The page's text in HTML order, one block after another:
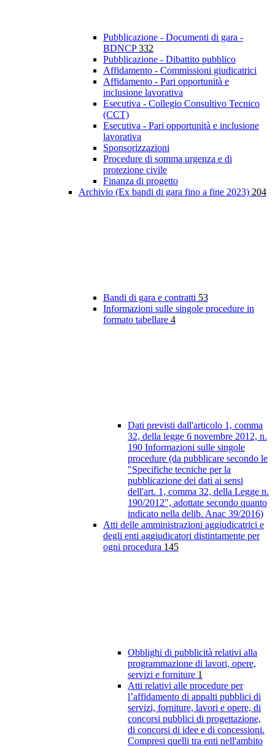
Pubblicazione - Documenti di gara -
BDNCP332
Pubblicazione - Dibattito pubblico
Affidamento - Commissioni giudicatrici
Affidamento - Pari opportunità e
inclusione lavorativa
Esecutiva - Collegio Consultivo Tecnico
(CCT)
Esecutiva - Pari opportunità e inclusione
lavorativa
Sponsorizzazioni
Procedure di somma urgenza e di
protezione civile
Finanza di progetto
Archivio (Ex bandi di gara fino a fine 2023) 204
Bandi di gara e contratti 53
Informazioni sulle singole procedure in
formato tabellare 4
Dati previsti dall'articolo 1, comma
32, della legge 6 novembre 2012, n.
190 Informazioni sulle singole
procedure (da pubblicare secondo le
"Specifiche tecniche per la
pubblicazione dei dati ai sensi
dell'art. 1, comma 32, della Legge n.
190/2012", adottate secondo quanto
indicato nella delib. Anac 39/2016)
Atti delle amministrazioni aggiudicatrici e
degli enti aggiudicatori distintamente per
ogni procedura 145
Obblighi di pubblicità relativi alla
programmazione di lavori, opere,
servizi e forniture 1
Atti relativi alle procedure per
l’affidamento di appalti pubblici di
servizi, forniture, lavori e opere, di
concorsi pubblici di progettazione,
di concorsi di idee e di concessioni.
Compresi quelli tra enti nell'ambito